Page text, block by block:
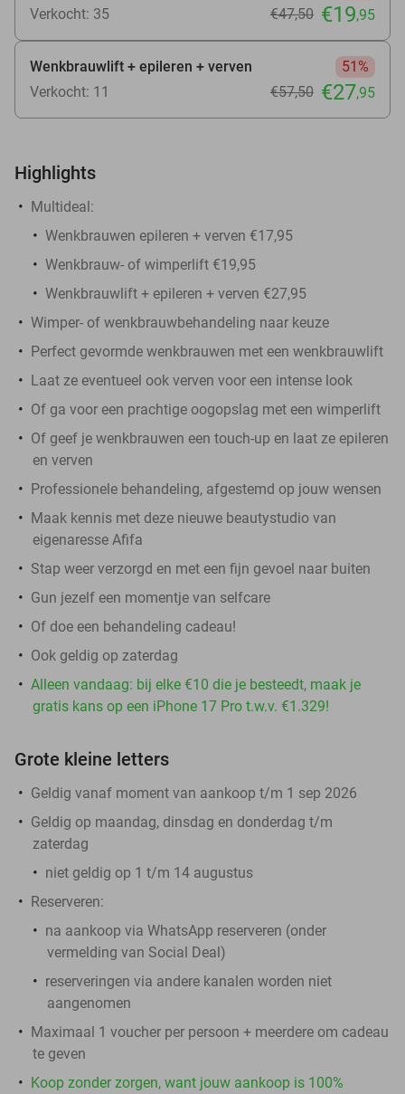
Verkocht: 35
€47,50 €19,95
Wenkbrauwlift + epileren + verven
51%
Verkocht: 11
€57,50 €27,95
Highlights
Multideal:
Wenkbrauwen epileren + verven €17,95
Wenkbrauw- of wimperlift €19,95
Wenkbrauwlift + epileren + verven €27,95
Wimper- of wenkbrauwbehandeling naar keuze
Perfect gevormde wenkbrauwen met een wenkbrauwlift
Laat ze eventueel ook verven voor een intense look
Of ga voor een prachtige oogopslag met een wimperlift
Of geef je wenkbrauwen een touch-up en laat ze epileren
en verven
Professionele behandeling, afgestemd op jouw wensen
Maak kennis met deze nieuwe beautystudio van
eigenaresse Afifa
Stap weer verzorgd en met een fijn gevoel naar buiten
Gun jezelf een momentje van selfcare
Of doe een behandeling cadeau!
Ook geldig op zaterdag
Alleen vandaag: bij elke €10 die je besteedt, maak je
gratis kans op een iPhone 17 Pro t.w.v. €1.329!
Grote kleine letters
Geldig vanaf moment van aankoop t/m 1 sep 2026
Geldig op maandag, dinsdag en donderdag t/m
zaterdag
niet geldig op 1 t/m 14 augustus
Reserveren:
na aankoop via WhatsApp reserveren (onder
vermelding van Social Deal)
reserveringen via andere kanalen worden niet
aangenomen
Maximaal 1 voucher per persoon + meerdere om cadeau
te geven
Koop zonder zorgen, want jouw aankoop is 100%